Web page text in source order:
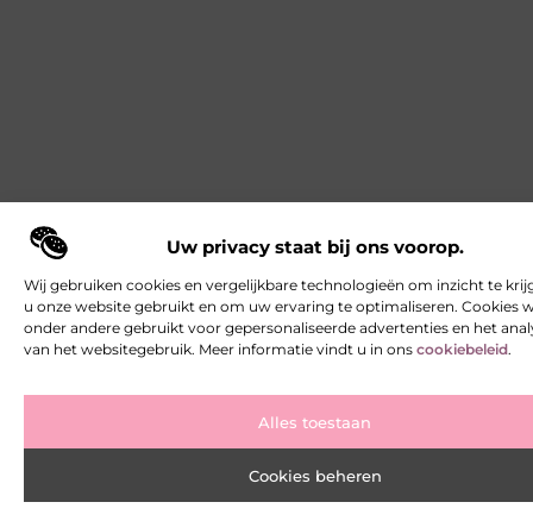
Uw privacy staat bij ons voorop.
Wij gebruiken cookies en vergelijkbare technologieën om inzicht te
u onze website gebruikt en om uw ervaring te optimaliseren. Cookies
onder andere gebruikt voor gepersonaliseerde advertenties en het
van het websitegebruik. Meer informatie vindt u in ons cookiebeleid.
Alles toestaan
Cookies beheren